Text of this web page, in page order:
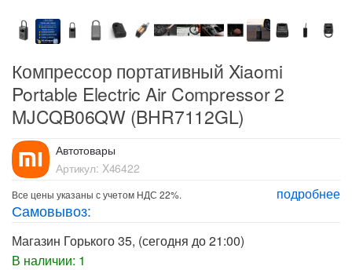
Компрессор портативный Xiaomi
Portable Electric Air Compressor 2
MJCQB06QW (BHR7112GL)
Автотовары
Артикул: X46422
подробнее
Все цены указаны с учетом НДС 22%.
Самовывоз:
Магазин Горького 35, (сегодня до 21:00)
В наличии: 1